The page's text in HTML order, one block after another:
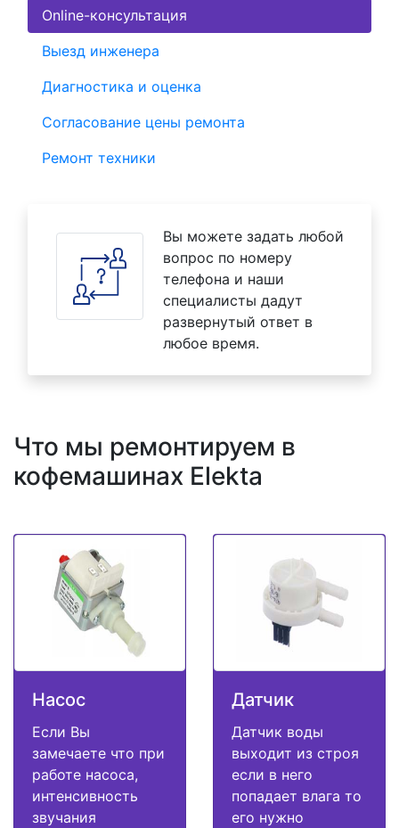
Online-консультация
Выезд инженера
Диагностика и оценка
Согласование цены ремонта
Ремонт техники
Вы можете задать любой
вопрос по номеру
телефона и наши
специалисты дадут
развернутый ответ в
любое время.
Что мы ремонтируем в
кофемашинах Elekta
Насос
Если Вы
замечаете что при
работе насоса,
интенсивность
звучания
Датчик
Датчик воды
выходит из строя
если в него
попадает влага то
его нужно